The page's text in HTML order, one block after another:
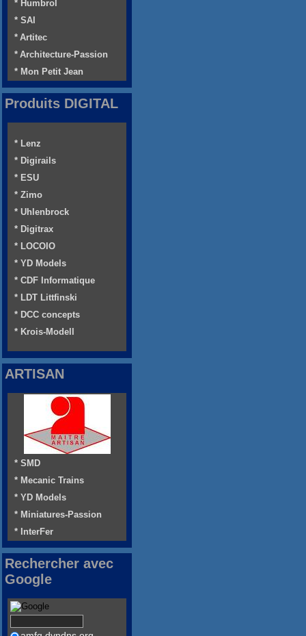
* Humbrol
* SAI
* Artitec
* Architecture-Passion
* Mon Petit Jean
Produits DIGITAL
* Lenz
* Digirails
* ESU
* Zimo
* Uhlenbrock
* Digitrax
* LOCOIO
* YD Models
* CDF Informatique
* LDT Littfinski
* DCC concepts
* Krois-Modell
ARTISAN
* SMD
* Mecanic Trains
* YD Models
* Miniatures-Passion
* InterFer
Rechercher avec
Google